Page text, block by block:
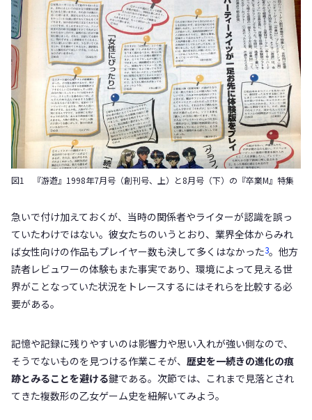
図1 『游遊』1998年7月号（創刊号、上）と8月号（下）の『卒業M』特集
急いで付け加えておくが、当時の関係者やライターが認識を誤っ
ていたわけではない。彼女たちのいうとおり、業界全体からみれ
ば女性向けの作品もプレイヤー数も決して多くはなかった3。他方
読者レビュワーの体験もまた事実であり、環境によって見える世
界がことなっていた状況をトレースするにはそれらを比較する必
要がある。
記憶や記録に残りやすいのは影響力や思い入れが強い側なので、
そうでないものを見つける作業こそが、 歴史を一続きの進化の痕
跡とみることを避ける鍵である。次節では、これまで見落とされ
てきた複数形の乙女ゲーム史を紐解いてみよう。